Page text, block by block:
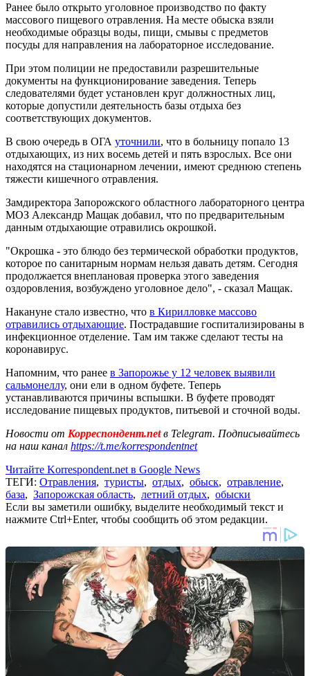
Ранее было открыто уголовное производство по факту
массового пищевого отравления. На месте обыска взяли
необходимые образцы воды, пищи, смывы с предметов
посуды для направления на лабораторное исследование.
При этом полиции не предоставили разрешительные
документы на функционирование заведения. Теперь
следователями будет установлен круг должностных лиц,
которые допустили деятельность базы отдыха без
соответствующих документов.
В свою очередь в ОГА уточнили, что в больницу попало 13
отдыхающих, из них восемь детей и пять взрослых. Все они
находятся на стационарном лечении, имеют среднюю степень
тяжести кишечного отравления.
Замдиректора Запорожского областного лабораторного центра
МОЗ Александр Мащак добавил, что по предварительным
данным отдыхающие отравились окрошкой.
"Окрошка - это блюдо без термической обработки продуктов,
которое по санитарным нормам нельзя давать детям. Сегодня
продолжается внеплановая проверка этого заведения
оздоровления, возбуждено уголовное дело", - сказал Мащак.
Накануне стало известно, что в Кирилловке массово
отравились отдыхающие. Пострадавшие госпитализированы в
инфекционное отделение. Там им также сделают тесты на
коронавирус.
Напомним, что ранее в Запорожье у 12 человек выявили
сальмонеллу, они ели в одном буфете. Теперь
устанавливаются причины вспышки. В буфете проводят
исследование пищевых продуктов, питьевой и сточной воды.
Новости от Корреспондент.netв Telegram. Подписывайтесь
на наш канал https://t.me/korrespondentnet
Читайте Korrespondent.net в Google News
ТЕГИ: Отравления, туристы, отдых, обыск, отравление,
база, Запорожская область, летний отдых, обыски
Если вы заметили ошибку, выделите необходимый текст и
нажмите Ctrl+Enter, чтобы сообщить об этом редакции.